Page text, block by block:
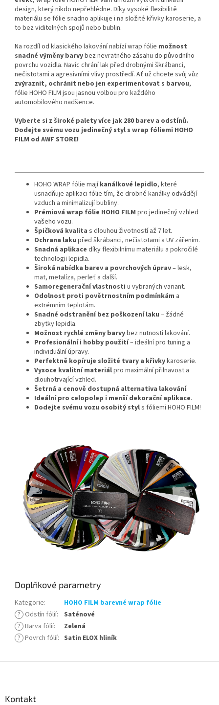
design, který nikdo nepřehlédne. Díky vysoké flexibilitě
materiálu se fólie snadno aplikuje i na složité křivky karoserie, a
to bez viditelných spojů nebo bublin.
Na rozdíl od klasického lakování nabízí wrap fólie možnost
snadné výměny barvybez nevratného zásahu do původního
povrchu vozidla. Navíc chrání lak před drobnými škrábanci,
nečistotami a agresivními vlivy prostředí. Ať už chcete svůj vůz
zvýraznit, ochránit nebo jen experimentovat s barvou,
fólie HOHO FILM jsou jasnou volbou pro každého
automobilového nadšence.
Vyberte si z široké palety více jak 280 barev a odstínů.
Dodejte svému vozu jedinečný styl s wrap fóliemi HOHO
FILM od AWF STORE!
HOHO WRAP fólie majíkanálkové lepidlo, které
usnadňuje aplikaci fólie tím, že drobné kanálky odvádějí
vzduch a minimalizují bubliny.
Prémiová wrap fólie HOHO FILM pro jedinečný vzhled
vašeho vozu.
Špičková kvalita s dlouhou životností až 7 let.
Ochrana laku před škrábanci, nečistotami a UV zářením.
Snadná aplikace díky flexibilnímu materiálu a pokročilé
technologii lepidla.
Široká nabídka barev a povrchových úprav– lesk,
mat, metalíza, perleť a další.
Samoregenerační vlastnosti u vybraných variant.
Odolnost proti povětrnostním podmínkám a
extrémním teplotám.
Snadné odstranění bez poškození laku – žádné
zbytky lepidla.
Možnost rychlé změny barvybez nutnosti lakování.
Profesionální i hobby použití– ideální pro tuning a
individuální úpravy.
Perfektně kopíruje složité tvary a křivkykaroserie.
Vysoce kvalitní materiálpro maximální přilnavost a
dlouhotrvající vzhled.
Šetrná a cenově dostupná alternativa lakování.
Ideální pro celopolep i menší dekorační aplikace.
Dodejte svému vozu osobitý styls fóliemi HOHO FILM!
Doplňkové parametry
Kategorie:
HOHO FILM barevné wrap fólie
? Odstín fólií:
Saténové
? Barva fólií:
Zelená
? Povrch fólií: Satin ELOX hliník
Kontakt